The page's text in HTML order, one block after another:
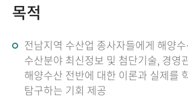
목적
전남지역 수산업 종사자들에게 해양
수산분야 최신정보 및 첨단기술, 경영
해양수산 전반에 대한 이론과 실제를
탐구하는 기회 제공